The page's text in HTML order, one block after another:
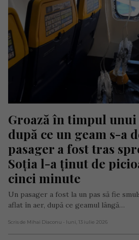
Groază în timpul
după ce un geam s-a
pasager a fost tras
Soția l-a ținut de
cinci minute
Un pasager a fost la un pas să fie
aflat în aer, după ce geamul lângă…
Scris de Mihai Diaconu - luni, 13 iulie 2026